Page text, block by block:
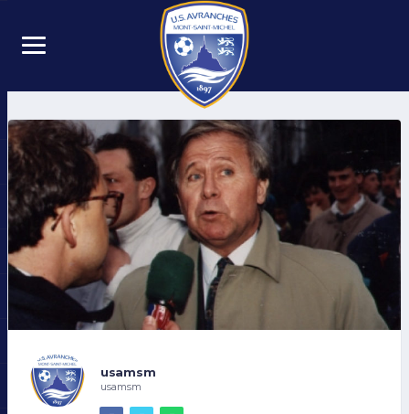
usamsm
usamsm